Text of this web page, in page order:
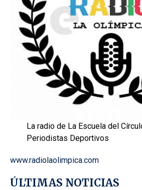
La radio de La Escuela del
Periodistas Deportivos
www.radiolaolimpica.com
ÚLTIMAS NOTICIAS